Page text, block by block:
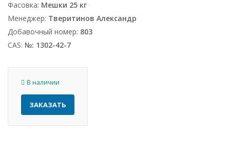
Фасовка: Мешки 25 кг
Менеджер: Тверитинов Александр
Добавочный номер: 803
CAS: №: 1302-42-7
В наличии
ЗАКАЗАТЬ